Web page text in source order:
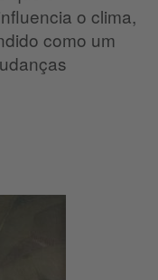
o clima,
como um